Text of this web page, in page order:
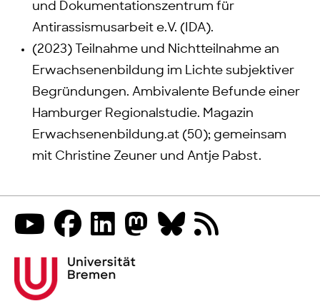
und Dokumentationszentrum für
Antirassismusarbeit e.V. (IDA).
(2023) Teilnahme und Nichtteilnahme an
Erwachsenenbildung im Lichte subjektiver
Begründungen. Ambivalente Befunde einer
Hamburger Regionalstudie. Magazin
Erwachsenenbildung.at (50); gemeinsam
mit Christine Zeuner und Antje Pabst.